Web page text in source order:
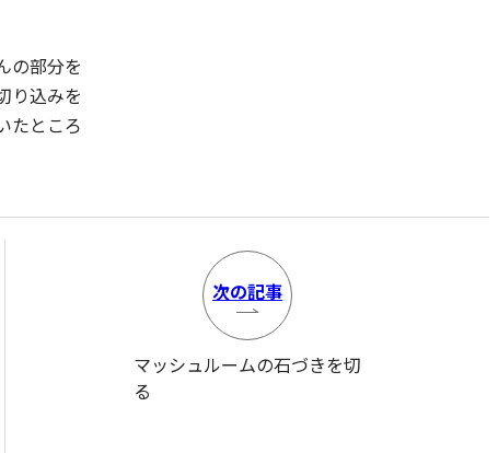
の部分を
り込みを
たところ
次の記事
マッシュルームの石づきを切
る